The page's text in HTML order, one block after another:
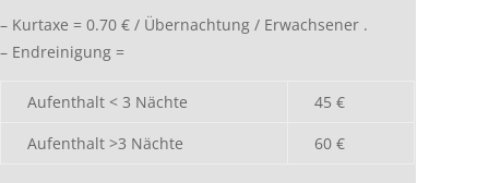
– Kurtaxe = 0.70 € / Übernachtung / Erwachsener .
– Endreinigung =
Aufenthalt < 3 Nächte
45 €
Aufenthalt >3 Nächte
60 €